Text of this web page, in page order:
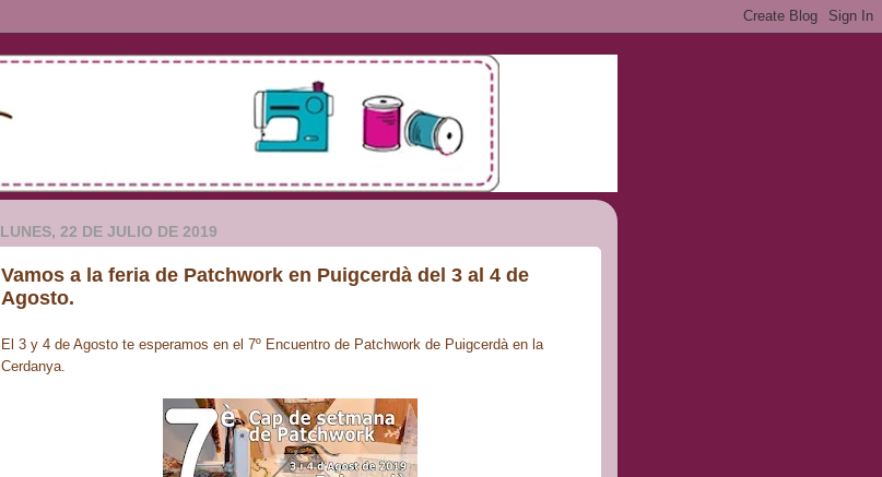
LUNES, 22 DE JULIO DE 2019
Vamos a la feria de Patchwork en Puigcerdà del 3 al 4 de
Agosto.
El 3 y 4 de Agosto te esperamos en el 7º Encuentro de Patchwork de Puigcerdà en la
Cerdanya.